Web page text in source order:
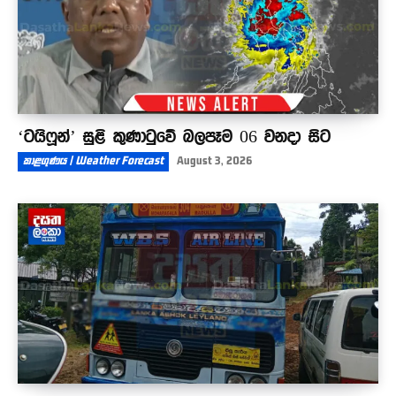
‘ටයිෆූන්’ සුළි කුණාටුවේ බලපෑම 06 වනදා සිට
කාළගුණය | Weather Forecast August 3, 2026